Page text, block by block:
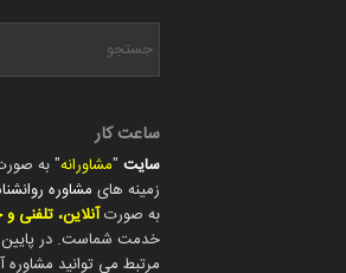
ساعت کار
سایت "مشاورانه
زمینه های مشاوره
به صورتآنلاین، تلفنی
خدمت شماست. در
مرتبط می توانید مشاوره